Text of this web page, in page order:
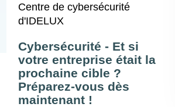
Centre de cybersécurité
d'IDELUX
Cybersécurité - Et si
votre entreprise était la
prochaine cible ?
Préparez-vous dès
maintenant !